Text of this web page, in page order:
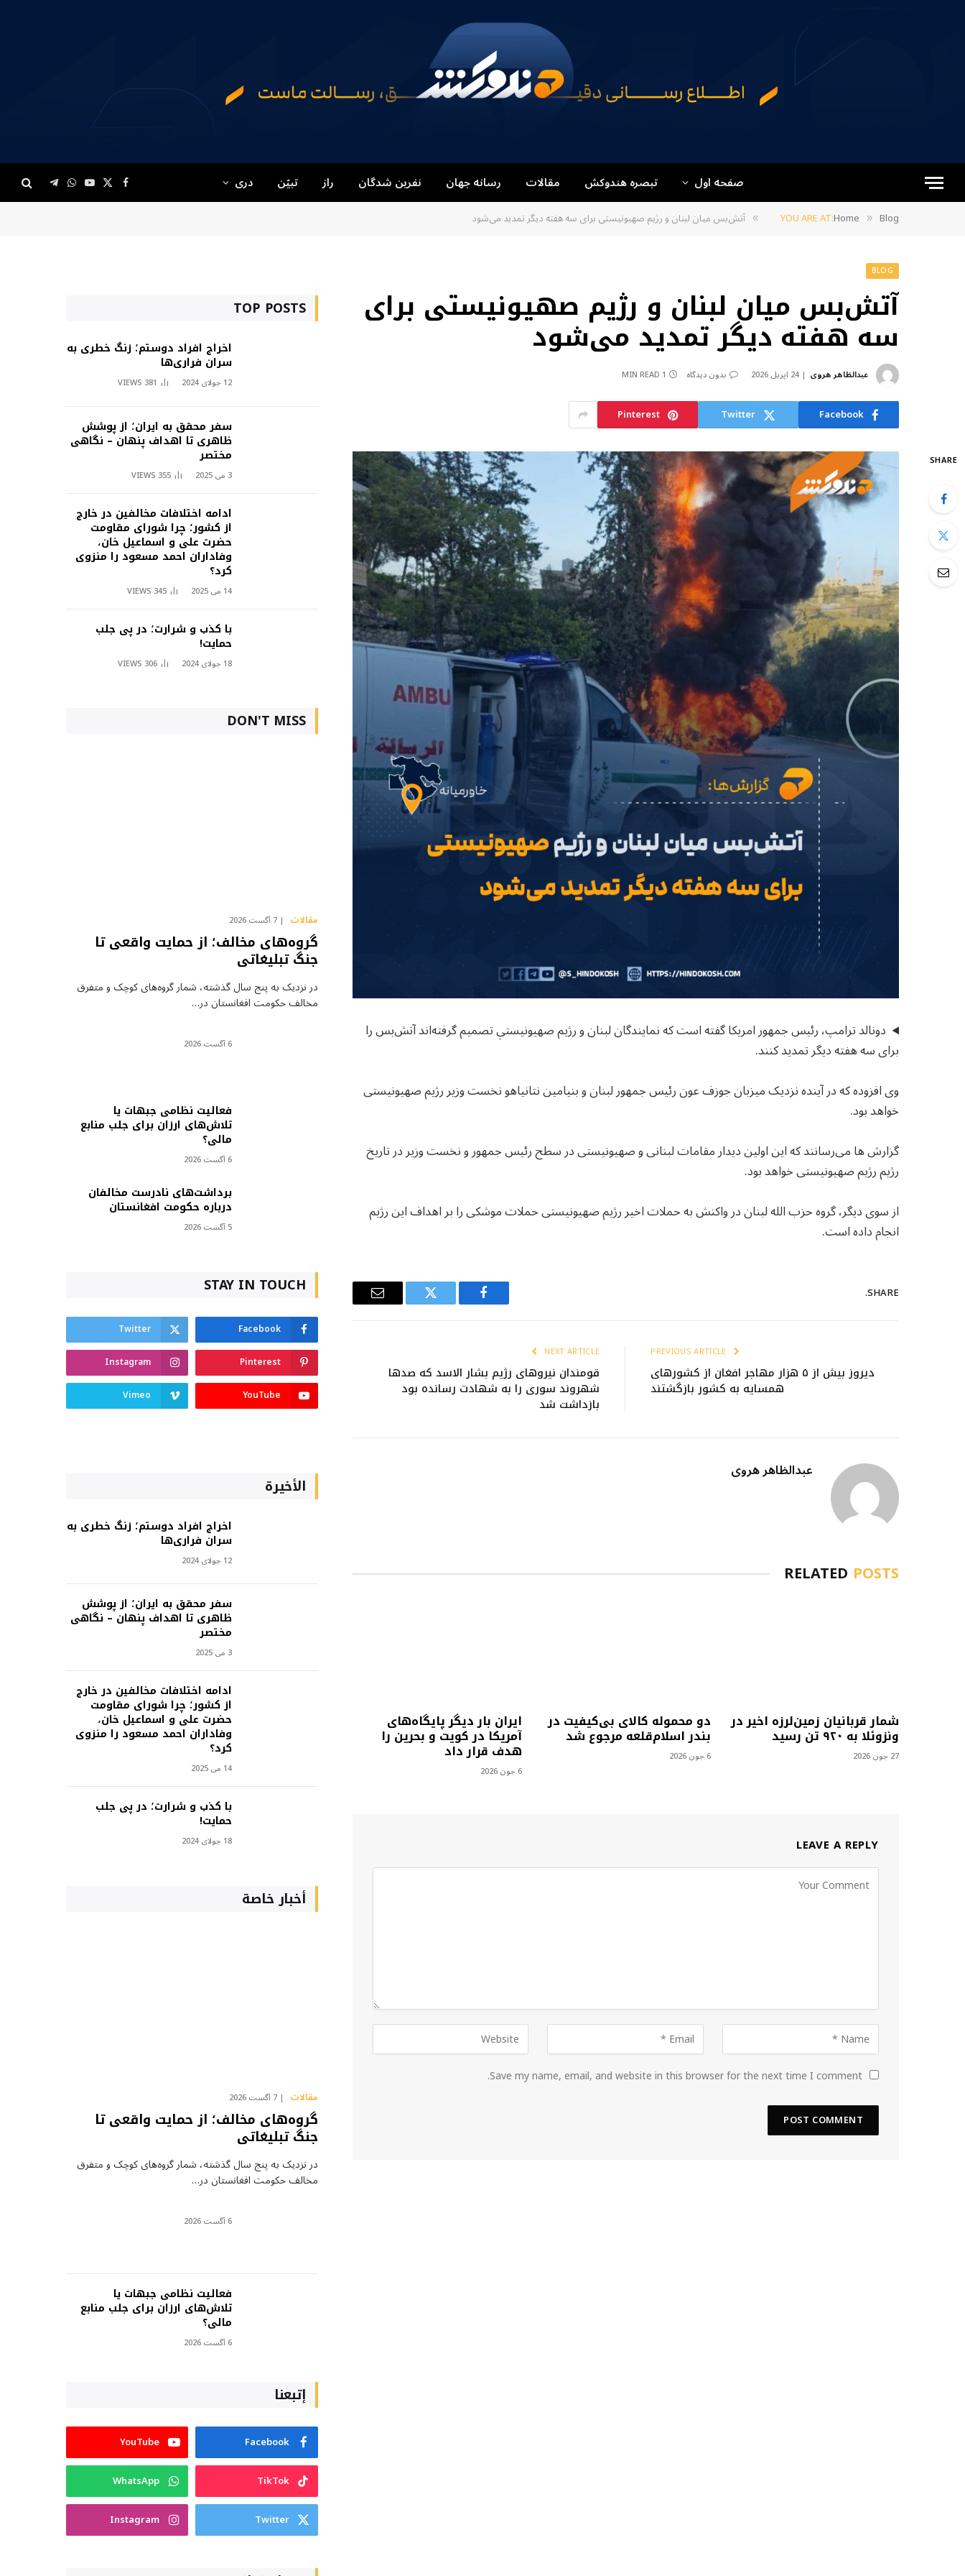
صفحه اول تبصره هندوکش مقالات رسانه جهان نفرین شدگان راز تبیّن دری Facebook
X
(Twitter)
YouTube
WhatsApp
Telegram
YOU ARE AT:Home » Blog
» آتش‌بس میان لبنان و رژیم صهیونیستی برای سه هفته دیگر تمدید می‌شود
BLOG
آتش‌بس میان لبنان و رژیم صهیونیستی برای
سه هفته دیگر تمدید می‌شود
عبدالظاهر هروی 24 اپریل 2026 بدون دیدگاه 1 MIN READ
Facebook
Twitter
Pinterest
SHARE
دونالد ترامپ، رئیس جمهور امریکا گفته است که نمایندگان لبنان و رژیم صهیونیستي تصمیم گرفته‌اند آتش‌بس را
برای سه هفته دیگر تمدید کنند.
وی افزوده که در آینده نزدیک میزبان جوزف عون رئیس جمهور لبنان و بنیامین نتانیاهو نخست وزیر رژیم صهیونیستی
خواهد بود.
گزارش ها می‌رسانند که این اولین دیدار مقامات لبنانی و صهیونیستی در سطح رئیس جمهور و نخست وزیر در تاریخ
رژیم رژیم صهیونیستی خواهد بود.
از سوی دیگر، گروه حزب الله لبنان در واکنش به حملات اخیر رژیم صهیونیستی حملات موشکی را بر اهداف این رژیم
انجام داده است.
SHARE.
Facebook
Twitter
Email
دیروز بیش از ۵ هزار مهاجر افغان از کشورهای
همسایه به کشور بازگشتند
NEXT ARTICLE
قومندان نیروهای رژیم بشار الاسد که صدها
شهروند سوری را به شهادت رسانده بود
بازداشت شد
عبدالظاهر هروی
RELATED POSTS
شمار قربانیان زمین‌لرزه اخیر در
ونزوئلا به ۹۲۰ تن رسید
27 جون 2026
دو محموله کالای بی‌کیفیت در
بندر اسلام‌قلعه مرجوع شد
6 جون 2026
ایران بار دیگر پایگاه‌های
آمریکا در کویت و بحرین را
هدف قرار داد
6 جون 2026
LEAVE A REPLY
Save my name, email, and website in this browser for the next time I comment.
TOP POSTS
اخراج افراد دوستم؛ زنگ خطری به
سران فراری‌ها
12 جولای 2024 381
VIEWS
سفر محقق به ایران؛ از پوشش
ظاهری تا اهداف پنهان – نگاهی
مختصر
3 می 2025 355
VIEWS
ادامه اختلافات مخالفین در خارج
از کشور؛ چرا شورای مقاومت
حضرت علی و اسماعیل خان،
وفاداران احمد مسعود را منزوی
کرد؟
14 می 2025 345
VIEWS
با کذب و شرارت؛ در پی جلب
حمایت!
18 جولای 2024 306
VIEWS
DON'T MISS
مقالات 7 آگست 2026
گروه‌های مخالف؛ از حمایت واقعی تا
جنگ تبلیغاتی
در نزدیک به پنج سال گذشته، شمار گروه‌های کوچک و متفرق
مخالف حکومت افغانستان در…
6 آگست 2026
فعالیت نظامی جبهات یا
تلاش‌های ارزان برای جلب منابع
مالی؟
6 آگست 2026
برداشت‌های نادرست مخالفان
درباره حکومت افغانستان
5 آگست 2026
STAY IN TOUCH
Facebook
Twitter
Pinterest
Instagram
YouTube
Vimeo
الأخيرة
اخراج افراد دوستم؛ زنگ خطری به
سران فراری‌ها
12 جولای 2024
سفر محقق به ایران؛ از پوشش
ظاهری تا اهداف پنهان – نگاهی
مختصر
3 می 2025
ادامه اختلافات مخالفین در خارج
از کشور؛ چرا شورای مقاومت
حضرت علی و اسماعیل خان،
وفاداران احمد مسعود را منزوی
کرد؟
14 می 2025
با کذب و شرارت؛ در پی جلب
حمایت!
18 جولای 2024
أخبار خاصة
مقالات 7 آگست 2026
گروه‌های مخالف؛ از حمایت واقعی تا
جنگ تبلیغاتی
در نزدیک به پنج سال گذشته، شمار گروه‌های کوچک و متفرق
مخالف حکومت افغانستان در…
6 آگست 2026
فعالیت نظامی جبهات یا
تلاش‌های ارزان برای جلب منابع
مالی؟
6 آگست 2026
إتبعنا
Facebook
YouTube
TikTok
WhatsApp
Twitter
Instagram